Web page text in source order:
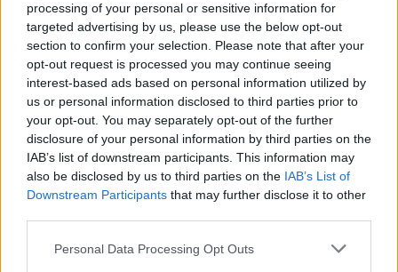
processing of your personal or sensitive information for
targeted advertising by us, please use the below opt-out
section to confirm your selection. Please note that after your
opt-out request is processed you may continue seeing
interest-based ads based on personal information utilized by
us or personal information disclosed to third parties prior to
your opt-out. You may separately opt-out of the further
disclosure of your personal information by third parties on the
IAB’s list of downstream participants. This information may
also be disclosed by us to third parties on the IAB’s List of
Downstream Participants that may further disclose it to other
Personal Data Processing Opt Outs
Εγώ έχω κόψει πράγματα από ανθρώπους που
αυτούς δεν τους πείραζε να τα κόψουν κι εγώ
δεν ήθελα να βγούνε.Το ζήτημα είναι πόσο το
σηκώνει ο καθένας αυτά που θα πούνε τα παιδιά.
Έχουν ειπωθεί πολύ πιο σκληρά πράγματα και
κάποιους δεν τους πείραξε αλλά η ψυχολογία
του κάθε ανθρώπου λειτουργεί διαφορετικά.»!